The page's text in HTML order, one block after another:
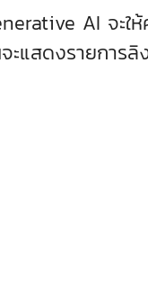
AI จะให้ค
แสดงรายการลิ